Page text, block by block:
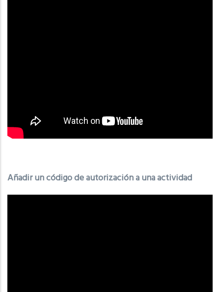
Añadir un código de autorización a una actividad